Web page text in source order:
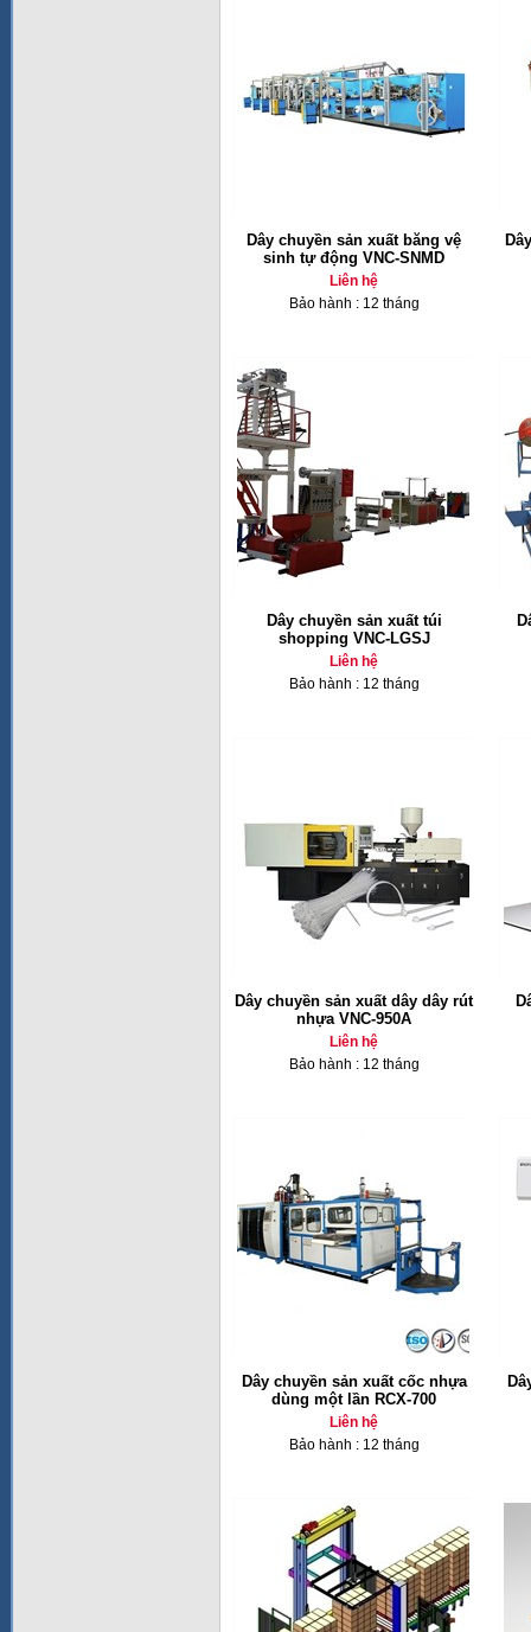
Dây chuyền sản xuất băng vệ
sinh tự động VNC-SNMD
Liên hệ
Bảo hành : 12 tháng
Dây chuyền sản xuất túi
shopping VNC-LGSJ
Liên hệ
Bảo hành : 12 tháng
Dây chuyền sản xuất dây dây rút
nhựa VNC-950A
Liên hệ
Bảo hành : 12 tháng
Dây chuyền sản xuất cốc nhựa
dùng một lần RCX-700
Liên hệ
Bảo hành : 12 tháng